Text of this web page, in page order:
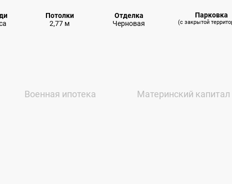
Потолки
2,77 м
Отделка
Черновая
Парковка
(с закрытой
Военная ипотека Материнский капитал